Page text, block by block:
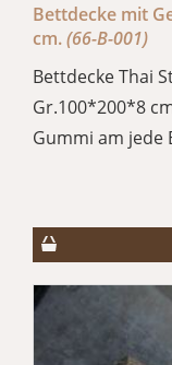
Bettdecke mit
cm.(66-B-001)
Bettdecke Thai
Gr.100*200*8